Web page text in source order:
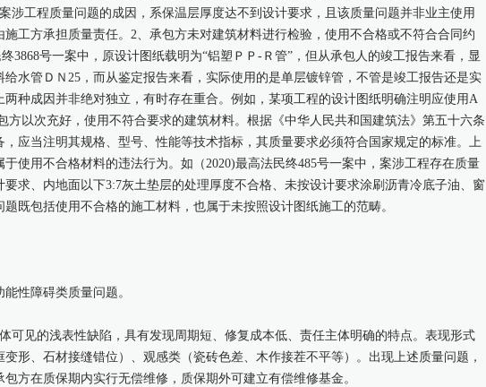
涉工程质量问题的成因，系保温层厚度达不到设计要求，且该质量问题并非业主使用
工方承担质量责任。2、承包方未对建筑材料进行检验，使用不合格或不符合合同约
3868号一案中，原设计图纸载明为“铝塑ＰＰ-Ｒ管”，但从承包人的竣工报告来看，显
水管ＤＮ25，而从鉴定报告来看，实际使用的是单层镀锌管，不管是竣工报告还是实
种成因并非绝对独立，有时存在重合。例如，某项工程的设计图纸明确注明应使用A
以次充好，使用不符合要求的建筑材料。根据《中华人民共和国建筑法》第五十六条
应当注明其规格、型号、性能等技术指标，其质量要求必须符合国家规定的标准。上
使用不合格材料的违法行为。如（2020)最高法民终485号一案中，案涉工程存在质量
求、内地面以下3:7灰土垫层的处理厚度不合格、未按设计要求涂刷沥青冷底子油、窗
既包括使用不合格的施工材料，也属于未按照设计图纸施工的范畴。
性障碍类质量问题。
可见的浅表性缺陷，具有发现周期短、修复成本低、责任主体明确的特点。表现形式
形、石材接缝错位）、观感类（瓷砖色差、木作接茬不平等）。出现上述质量问题，
方在质保期内实行无偿维修，质保期外可建立有偿维修基金。